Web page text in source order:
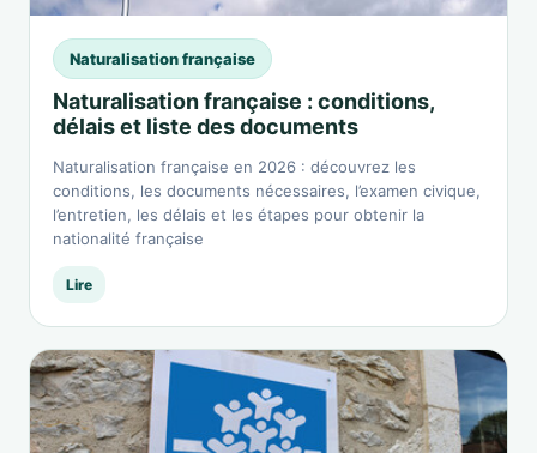
Naturalisation française
Naturalisation française : conditions,
délais et liste des documents
Naturalisation française en 2026 : découvrez les
conditions, les documents nécessaires, l’examen civique,
l’entretien, les délais et les étapes pour obtenir la
nationalité française
Lire